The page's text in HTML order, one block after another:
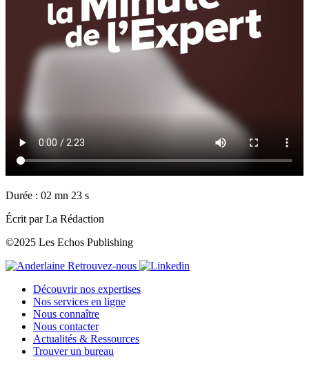
Durée : 02 mn 23 s
Écrit par La Rédaction
©2025 Les Echos Publishing
Retrouvez-nous
Découvrir nos expertises
Nos services en ligne
Nous connaître
Nous contacter
Actualités & Ressources
Trouver un bureau